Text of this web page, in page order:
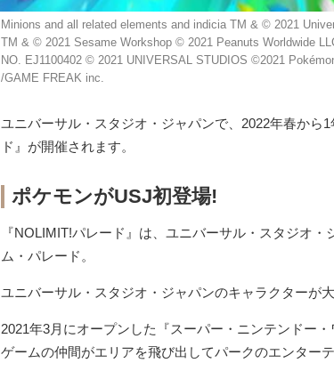
Minions and all related elements and indicia TM & © 2021
TM & © 2021 Sesame Workshop © 2021 Peanuts Worldwide
NO. EJ1100402 © 2021 UNIVERSAL STUDIOS ©2021
/GAME FREAK inc.
ユニバーサル・スタジオ・ジャパンで、2022年春から
ド』が開催されます。
ポケモンがUSJ初登場!
『NOLIMIT!パレード』は、ユニバーサル・スタジオ
ム・パレード。
ユニバーサル・スタジオ・ジャパンのキャラクターが大
2021年3月にオープンした『スーパー・ニンテンドー
ゲームの仲間がエリアを飛び出してパークのエンター